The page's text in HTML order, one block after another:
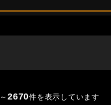
～ 2670件を表示しています